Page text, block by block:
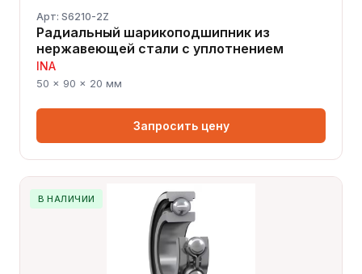
Арт: S6210-2Z
Радиальный шарикоподшипник из
нержавеющей стали с уплотнением
INA
50 × 90 × 20 мм
Запросить цену
В НАЛИЧИИ